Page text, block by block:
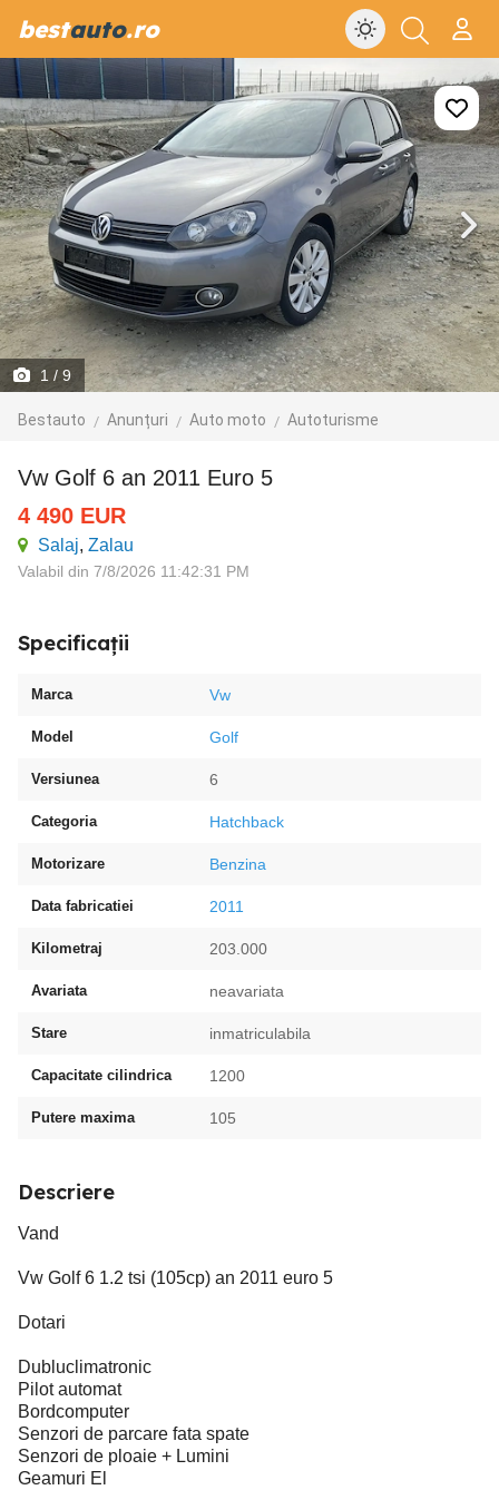
bestauto.ro
1 / 9
Bestauto Anunțuri Auto moto Autoturisme
Vw Golf 6 an 2011 Euro 5
4 490 EUR
Salaj, Zalau
Valabil din 7/8/2026 11:42:31 PM
Specificații
Marca Vw
Model Golf
Versiunea 6
Categoria Hatchback
Motorizare Benzina
Data fabricatiei 2011
Kilometraj 203.000
Avariata neavariata
Stare inmatriculabila
Capacitate cilindrica 1200
Putere maxima 105
Descriere
Vand
Vw Golf 6 1.2 tsi (105cp) an 2011 euro 5
Dotari
Dubluclimatronic
Pilot automat
Bordcomputer
Senzori de parcare fata spate
Senzori de ploaie + Lumini
Geamuri El